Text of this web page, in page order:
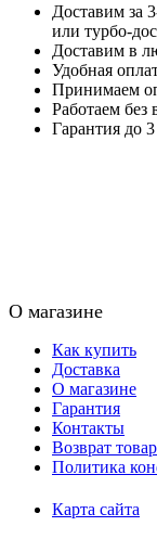
Доставим за
или турбо-
Доставим в
Удобная
Принимаем
Работаем
Гарантия до 3
О магазине
Как купить
Доставка
О магазине
Гарантия
Контакты
Возврат
Политика
Карта сайта